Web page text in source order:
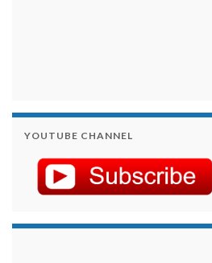
YOUTUBE CHANNEL